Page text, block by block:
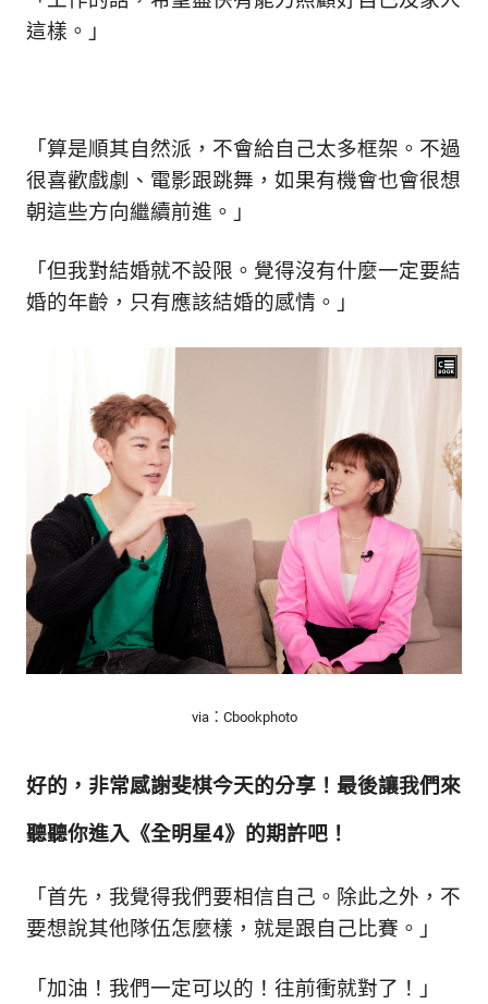
這樣。」
「算是順其自然派，不會給自己太多框架。不過
很喜歡戲劇、電影跟跳舞，如果有機會也會很想
朝這些方向繼續前進。」
「但我對結婚就不設限。覺得沒有什麼一定要結
婚的年齡，只有應該結婚的感情。」
via：Cbookphoto
好的，非常感謝斐棋今天的分享！最後讓我們來
聽聽你進入《全明星4》的期許吧！
「首先，我覺得我們要相信自己。 除此之外，不
要想說其他隊伍怎麼樣，就是跟自己比賽。」
「加油！我們一定可以的！往前衝就對了！」